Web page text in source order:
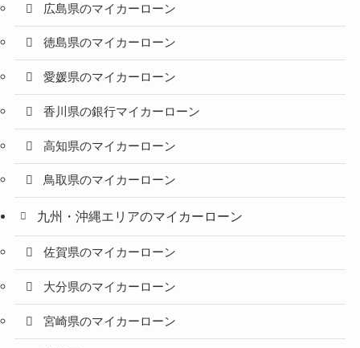
広島県のマイカーローン
徳島県のマイカーローン
愛媛県のマイカーローン
香川県の銀行マイカーローン
高知県のマイカーローン
鳥取県のマイカーローン
九州・沖縄エリアのマイカーローン
佐賀県のマイカーローン
大分県のマイカーローン
宮崎県のマイカーローン